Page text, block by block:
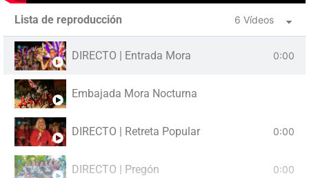
Lista de reproducción 6 Vídeos
DIRECTO | Entrada Mora 0:00
Embajada Mora Nocturna
DIRECTO | Retreta Popular 0:00
DIRECTO | Pregón 0:00